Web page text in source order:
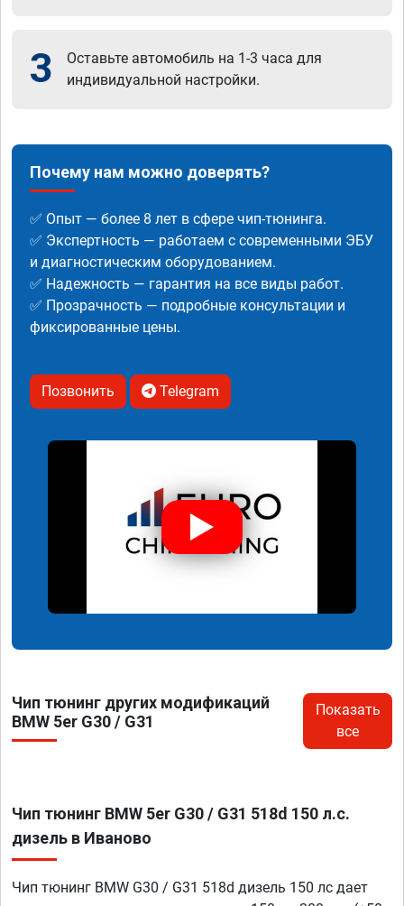
3
Оставьте автомобиль на 1-3 часа для
индивидуальной настройки.
Почему нам можно доверять?
✅ Опыт — более 8 лет в сфере чип-тюнинга.
✅ Экспертность — работаем с современными ЭБУ
и диагностическим оборудованием.
✅ Надежность — гарантия на все виды работ.
✅ Прозрачность — подробные консультации и
фиксированные цены.
Позвонить Telegram
Чип тюнинг других модификаций
BMW 5er G30 / G31
Показать
все
Чип тюнинг BMW 5er G30 / G31 518d 150 л.с.
дизель в Иваново
Чип тюнинг BMW G30 / G31 518d дизель 150 лс дает